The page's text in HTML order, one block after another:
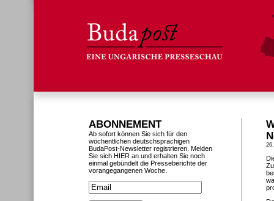
ABONNEMENT
Ab sofort können Sie sich für den
wöchentlichen deutschsprachigen
BudaPost-Newsletter registrieren. Melden
Sie sich HIER an und erhalten Sie noch
einmal gebündelt die Presseberichte der
vorangegangenen Woche.